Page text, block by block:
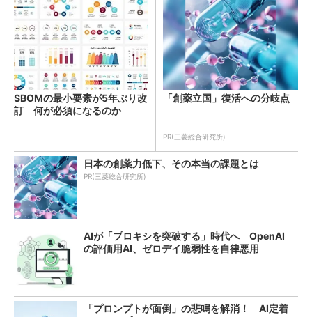
SBOMの最小要素が5年ぶり改
訂 何が必須になるのか
「創薬立国」復活への分岐点
PR(三菱総合研究所)
日本の創薬力低下、その本当の課題とは
PR(三菱総合研究所)
AIが「プロキシを突破する」時代へ OpenAI
の評価用AI、ゼロデイ脆弱性を自律悪用
「プロンプトが面倒」の悲鳴を解消！ AI定着